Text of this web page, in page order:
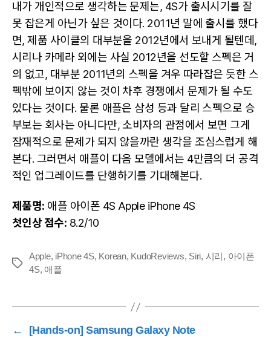
내가 개인적으로 생각하는 문제는, 4S가 출시시기를 잘
못 잡은게 아닌가 싶은 것이다. 2011년 말에 출시를 했다
면, 제품 사이클의 대부분을 2012년에서 보내게 될텐데,
시리나 카메라 외에는 사실 2012년을 선도할 스펙은 거
의 없고, 대부분 2011년의 스펙을 겨우 따라잡은 듯한 스
펙밖에 보이지 않는 것이 차후 경쟁에서 문제가 될 수도
있다는 것이다. 물론 애플은 삼성 등과 달리 스펙으로 승
부보는 회사는 아니다만, 소비자의 관점에서 보면 그게
잠재적으로 문제가 되지 않을까란 생각을 조심스럽게 해
본다. 그러면서 애플이 다음 모델에서는 4만큼의 더 공격
적인 업그레이드를 단행하기를 기대해본다.
제품명: 애플 아이폰 4S Apple iPhone 4S
첫인상 점수: 8.2/10
Tags
Apple, iPhone 4S, Korean, KudoReviews, Siri, 시리, 아이폰
4S, 애플
←
[Hands-on] Samsung Galaxy Note